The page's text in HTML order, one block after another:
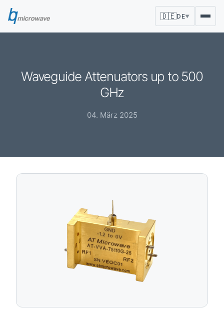
🇩🇪DE▼
Waveguide Attenuators up to 500
GHz
04. März 2025